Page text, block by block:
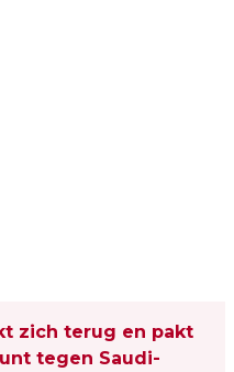
zich terug en pakt
tegen Saudi-